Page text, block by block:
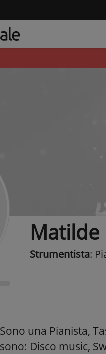
Matilde
Strumentista:
Sono una Pianista,
sono: Disco music,